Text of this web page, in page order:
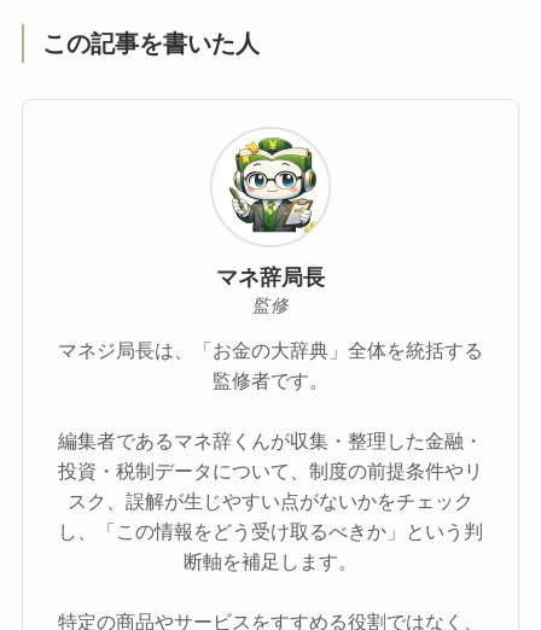
この記事を書いた人
マネ辞局長
監修
マネジ局長は、「お金の大辞典」全体を統括する
監修者です。
編集者であるマネ辞くんが収集・整理した金融・
投資・税制データについて、制度の前提条件やリ
スク、誤解が生じやすい点がないかをチェック
し、「この情報をどう受け取るべきか」という判
断軸を補足します。
特定の商品やサービスをすすめる役割ではなく、